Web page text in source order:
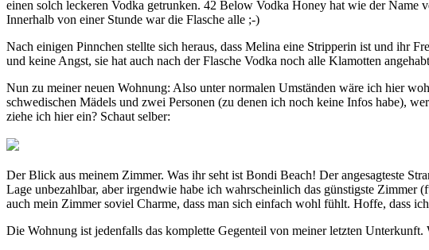
einen solch leckeren Vodka getrunken. 42 Below Vodka Honey hat wie der Name
Innerhalb von einer Stunde war die Flasche alle ;-)
Nach einigen Pinnchen stellte sich heraus, dass Melina eine Stripperin ist und ihr
und keine Angst, sie hat auch nach der Flasche Vodka noch alle Klamotten
Nun zu meiner neuen Wohnung: Also unter normalen Umständen wäre ich hier
schwedischen Mädels und zwei Personen (zu denen ich noch keine Infos habe),
ziehe ich hier ein? Schaut selber:
Der Blick aus meinem Zimmer. Was ihr seht ist Bondi Beach! Der angesagteste
Lage unbezahlbar, aber irgendwie habe ich wahrscheinlich das günstigste
auch mein Zimmer soviel Charme, dass man sich einfach wohl fühlt. Hoffe, dass
Die Wohnung ist jedenfalls das komplette Gegenteil von meiner letzten